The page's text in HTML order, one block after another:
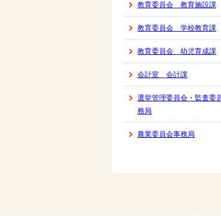
教育委員会 教育施設課
教育委員会 学校教育課
教育委員会 幼児育成課
会計室 会計課
選挙管理委員会・監査委
務局
農業委員会事務局